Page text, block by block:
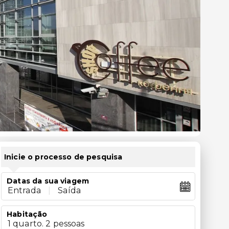
Inicie o processo de pesquisa
Datas da sua viagem
Entrada Saída
Habitação
1 quarto. 2 pessoas